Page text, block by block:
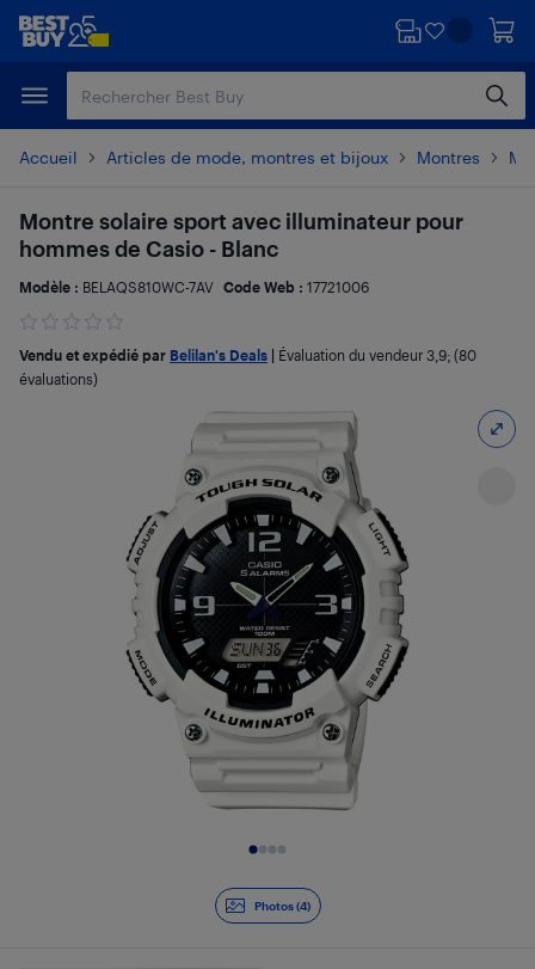
Passer
principal
Passer
Accueil Articles de mode, montres et bijoux Montres
Photos (4)
Montre solaire sport avec illuminateur pour
hommes de Casio - Blanc
Modèle : BELAQS810WC-7AV Code Web : 17721006
Vendu et expédié par Belilan's Deals Évaluation du vendeur 3,9; (80
évaluations)